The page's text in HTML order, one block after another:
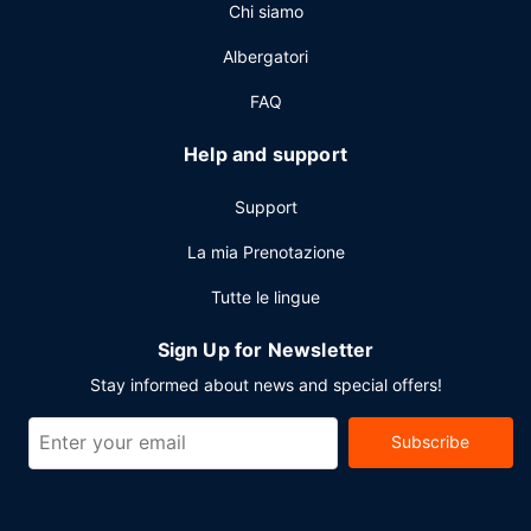
24 ore su 24 e personale poliglotta.
Chi siamo
Albergatori
FAQ
Help and support
Support
La mia Prenotazione
Tutte le lingue
Sign Up for Newsletter
Stay informed about news and special offers!
Subscribe